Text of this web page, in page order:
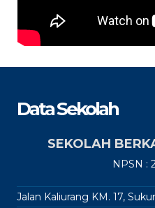
Data Sekolah
SEKOLAH
NPSN :
Jalan Kaliurang KM. 17,